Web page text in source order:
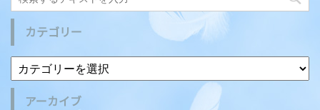
カテゴリー
アーカイブ